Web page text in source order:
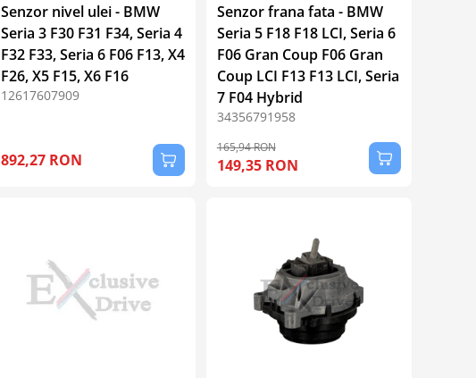
Senzor nivel ulei - BMW
Seria 3 F30 F31 F34, Seria 4
F32 F33, Seria 6 F06 F13, X4
F26, X5 F15, X6 F16
12617607909
892,27 RON
Senzor frana fata - BMW
Seria 5 F18 F18 LCI, Seria 6
F06 Gran Coup F06 Gran
Coup LCI F13 F13 LCI, Seria
7 F04 Hybrid
34356791958
165,94 RON
149,35 RON